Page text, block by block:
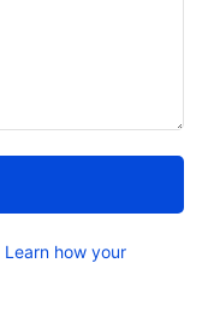
Learn how your